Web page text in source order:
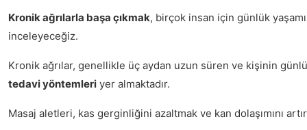
Kronik ağrılarla başa çıkmak, birçok insan için günlük
inceleyeceğiz.
Kronik ağrılar, genellikle üç aydan uzun süren ve kişinin
tedavi yöntemleri yer almaktadır.
Masaj aletleri, kas gerginliğini azaltmak ve kan dolaşımını